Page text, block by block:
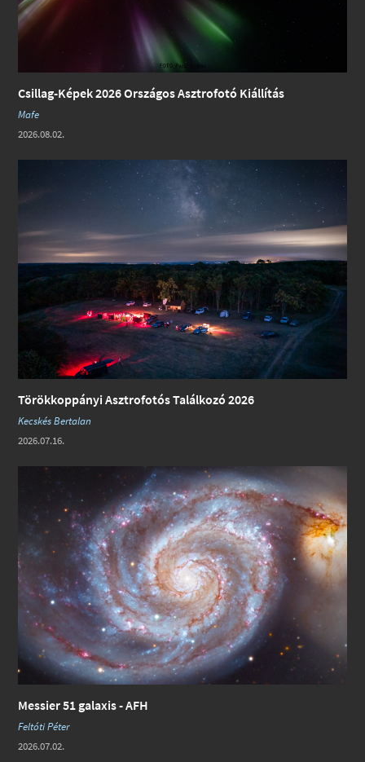
Csillag-Képek 2026 Országos Asztrofotó Kiállítás
Mafe
2026.08.02.
Törökkoppányi Asztrofotós Találkozó 2026
Kecskés Bertalan
2026.07.16.
Messier 51 galaxis - AFH
Feltóti Péter
2026.07.02.